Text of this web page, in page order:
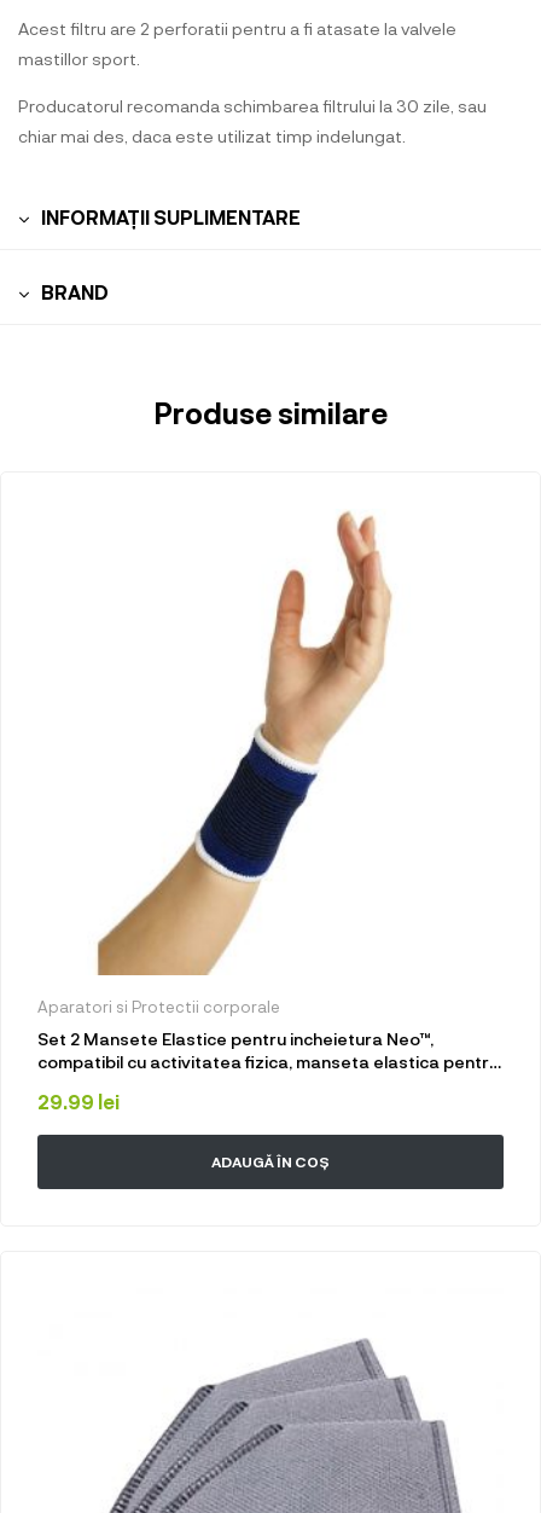
Acest filtru are 2 perforatii pentru a fi atasate la valvele
mastillor sport.
Producatorul recomanda schimbarea filtrului la 30 zile, sau
chiar mai des, daca este utilizat timp indelungat.
INFORMAȚII SUPLIMENTARE
BRAND
Produse similare
Aparatori si Protectii corporale
Set 2 Mansete Elastice pentru incheietura Neo™,
compatibil cu activitatea fizica, manseta elastica pentru
29.99 lei
ADAUGĂ ÎN COȘ